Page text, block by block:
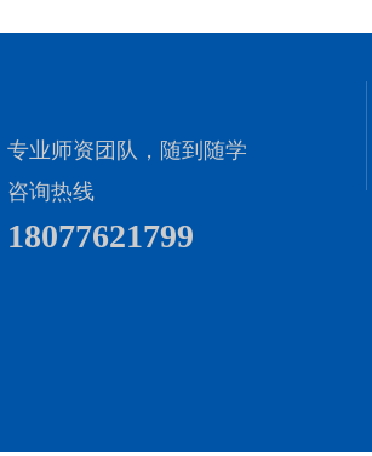
专业师资团队，随到随学
咨询热线
18077621799